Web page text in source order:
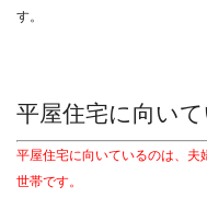
す。
平屋住宅に向い
平屋住宅に向いているのは、夫
世帯です。